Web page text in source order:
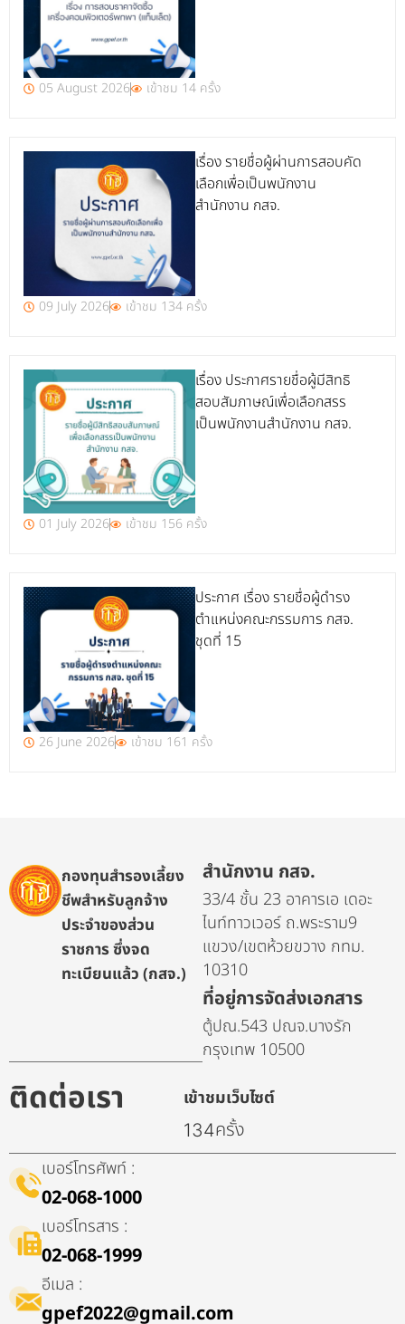
05 August 2026 เข้าชม 14 ครั้ง
เรื่อง รายชื่อผู้ผ่านการสอบคัด
เลือกเพื่อเป็นพนักงาน
สำนักงาน กสจ.
09 July 2026 เข้าชม 134 ครั้ง
เรื่อง ประกาศรายชื่อผู้มีสิทธิ
สอบสัมภาษณ์เพื่อเลือกสรร
เป็นพนักงานสำนักงาน กสจ.
01 July 2026 เข้าชม 156 ครั้ง
ประกาศ เรื่อง รายชื่อผู้ดำรง
ตำแหน่งคณะกรรมการ กสจ.
ชุดที่ 15
26 June 2026 เข้าชม 161 ครั้ง
กองทุนสำรองเลี้ยง
ชีพสำหรับลูกจ้าง
ประจำของส่วน
ราชการ ซึ่งจด
ทะเบียนแล้ว (กสจ.)
สำนักงาน กสจ.
33/4 ชั้น 23 อาคารเอ เดอะ
ไนท์ทาวเวอร์ ถ.พระราม9
แขวง/เขตห้วยขวาง กทม.
10310
ที่อยู่การจัดส่งเอกสาร
ตู้ปณ.543 ปณจ.บางรัก
กรุงเทพ 10500
ติดต่อเรา เข้าชมเว็บไซต์
134ครั้ง
เบอร์โทรศัพท์ :
02-068-1000
เบอร์โทรสาร :
02-068-1999
อีเมล :
gpef2022@gmail.com